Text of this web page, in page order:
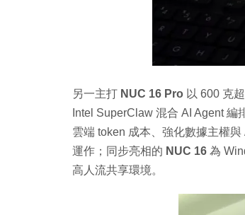
另一主打 NUC 16 Pro 以 600 克
Intel SuperClaw 混合 AI Agent
雲端 token 成本、強化數據主權
運作；同步亮相的 NUC 16 為
高人流共享環境。